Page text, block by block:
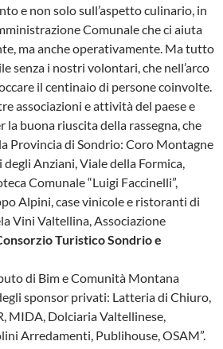
e non solo sull’aspetto culinario, in
Comunale che ci aiuta
ma anche operativamente. Ma tutto
senza i nostri volontari, che nell’arco
il centinaio di persone coinvolte.
associazioni e attività del paese e
la buona riuscita della rassegna, che
Provincia di Sondrio: Coro Montagne
Anziani, Viale della Formica,
Comunale “Luigi Faccinelli”,
Alpini, case vinicole e ristoranti di
Vini Valtellina, Associazione
Turistico Sondrio e
di Bim e Comunità Montana
sponsor privati: Latteria di Chiuro,
MIDA, Dolciaria Valtellinese,
Arredamenti, Publihouse, OSAM”.